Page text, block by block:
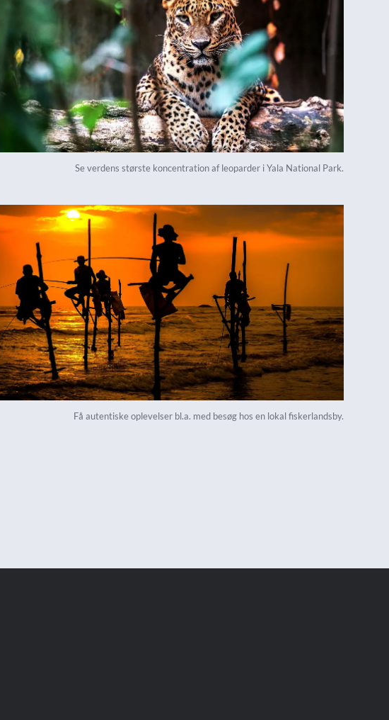
Se verdens største koncentration af leoparder i Yala National Park.
Få autentiske oplevelser bl.a. med besøg hos en lokal fiskerlandsby.